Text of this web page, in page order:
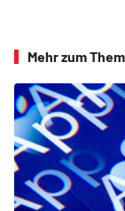
Mehr zum